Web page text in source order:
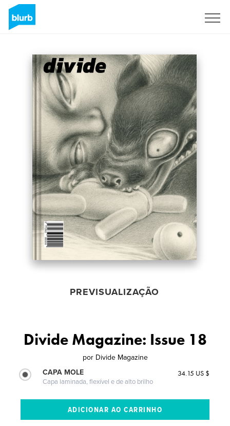
PREVISUALIZAÇÃO
Divide Magazine: Issue 18
por Divide Magazine
CAPA MOLE
Capa laminada, flexível e de alto brilho
34.15 US $